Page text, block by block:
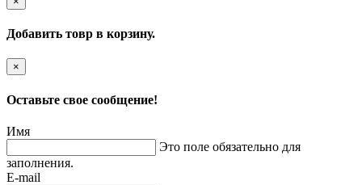
Добавить товр в корзину.
×
Оставьте свое сообщение!
Имя
Это поле обязательно для
заполнения.
E-mail